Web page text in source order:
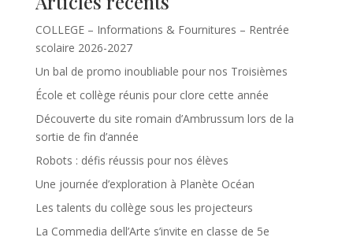
COLLEGE – Informations & Fournitures – Rentrée
scolaire 2026-2027
Un bal de promo inoubliable pour nos Troisièmes
École et collège réunis pour clore cette année
Découverte du site romain d’Ambrussum lors de la
sortie de fin d’année
Robots : défis réussis pour nos élèves
Une journée d’exploration à Planète Océan
Les talents du collège sous les projecteurs
La Commedia dell’Arte s’invite en classe de 5e